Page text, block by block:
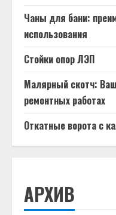
Чаны для бани:
использования
Стойки опор ЛЭП
Малярный скотч:
ремонтных работах
Откатные ворота с
АРХИВ